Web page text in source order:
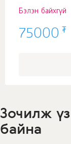
Бэлэн байхгүй
75000 ₮
Зочилж
байна